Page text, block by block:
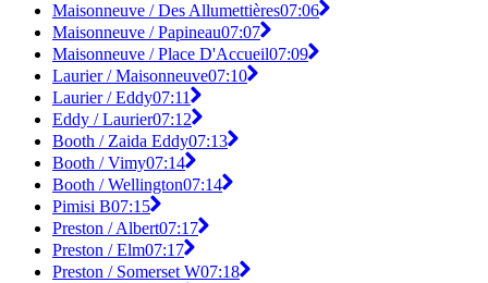
Maisonneuve / Des Allumettières07:06
Maisonneuve / Papineau07:07
Maisonneuve / Place D'Accueil07:09
Laurier / Maisonneuve07:10
Laurier / Eddy07:11
Eddy / Laurier07:12
Booth / Zaida Eddy07:13
Booth / Vimy07:14
Booth / Wellington07:14
Pimisi B07:15
Preston / Albert07:17
Preston / Elm07:17
Preston / Somerset W07:18